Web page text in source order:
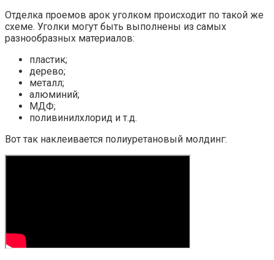
Отделка проемов арок уголком происходит по такой же
схеме. Уголки могут быть выполнены из самых
разнообразных материалов:
пластик;
дерево;
металл;
алюминий;
МДФ;
поливинилхлорид и т.д.
Вот так наклеивается полиуретановый молдинг: